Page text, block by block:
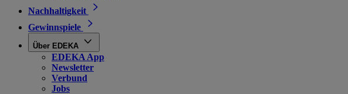
Nachhaltigkeit
Gewinnspiele
Über EDEKA
EDEKA App
Newsletter
Verbund
Jobs